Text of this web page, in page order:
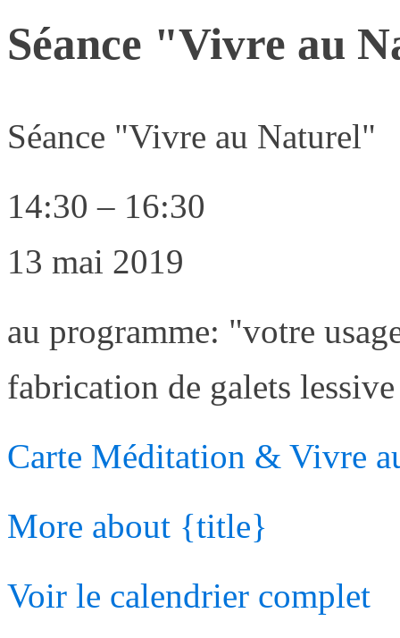
Séance "Vivre au
Séance "Vivre au Naturel"
14:30 – 16:30
13 mai 2019
au programme: "votre
fabrication de galets
Carte Méditation & Vivre
More about {title}
Voir le calendrier complet